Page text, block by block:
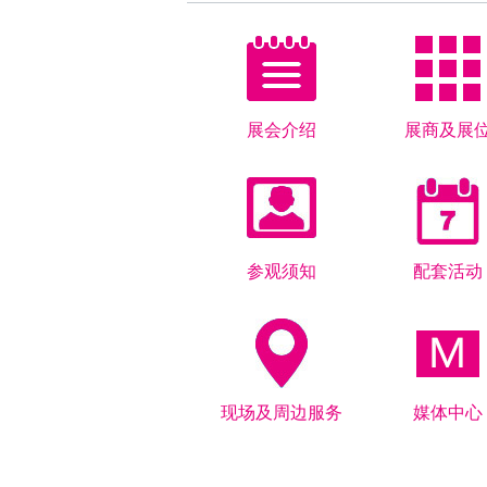
展会介绍 展商及展
参观须知 配套活动
现场及周边服务 媒体中心